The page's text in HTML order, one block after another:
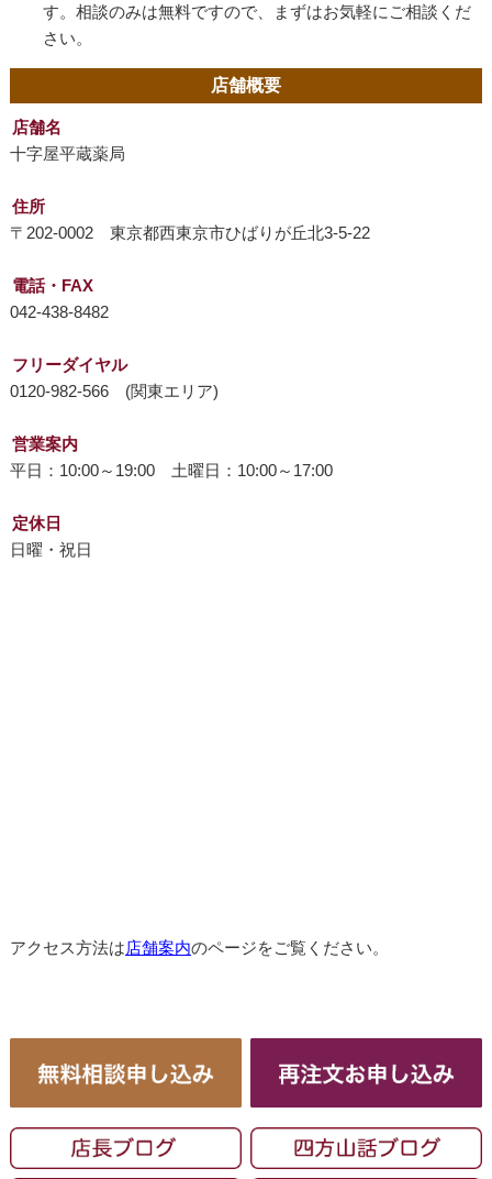
す。相談のみは無料ですので、まずはお気軽にご相談くだ
さい。
店舗概要
店舗名
十字屋平蔵薬局
住所
〒202-0002 東京都西東京市ひばりが丘北3-5-22
電話・FAX
042-438-8482
フリーダイヤル
0120-982-566 (関東エリア)
営業案内
平日：10:00～19:00 土曜日：10:00～17:00
定休日
日曜・祝日
アクセス方法は店舗案内のページをご覧ください。